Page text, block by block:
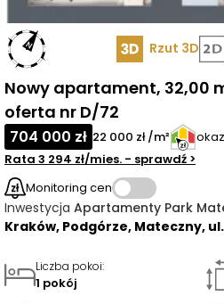
Nowy apartament, 32,00
oferta nr D/72
704 000 zł 22 000 zł /m²
Rata 3 294 zł/mies. - sprawdź >
Monitoring cen
Inwestycja Apartamenty Park
Kraków, Podgórze, Mateczny,
Rzut 3D
Liczba pokoi:
1 pokój